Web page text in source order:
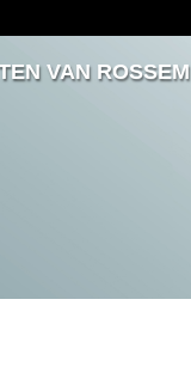
VAN ROSSEM